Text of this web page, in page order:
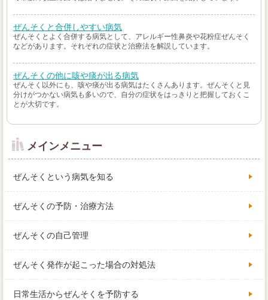
ぜんそくと合併しやすい病気
ぜんそくとよく合併する病気として、アレルギー性鼻炎や花粉症ぜんそく
などがあります。それぞれの症状と治療法を解説しています。
ぜんそくの他に咳や痰が出る病気
ぜんそく以外にも、咳や痰が出る病気はたくさんあります。ぜんそくと見
分けがつかない病気も多いので、自分の症状をはっきりと把握しておくこ
とが大切です。
メインメニュー
ぜんそくという病気を知る
ぜんそくの予防・治療方法
ぜんそくの自己管理
ぜんそく発作が起こった場合の対処法
日常生活からぜんそくを予防する